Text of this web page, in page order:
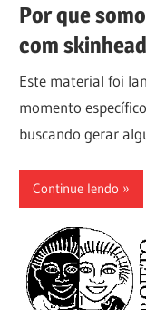
Por que
com
Este material foi
momento
buscando gerar
Continue lendo